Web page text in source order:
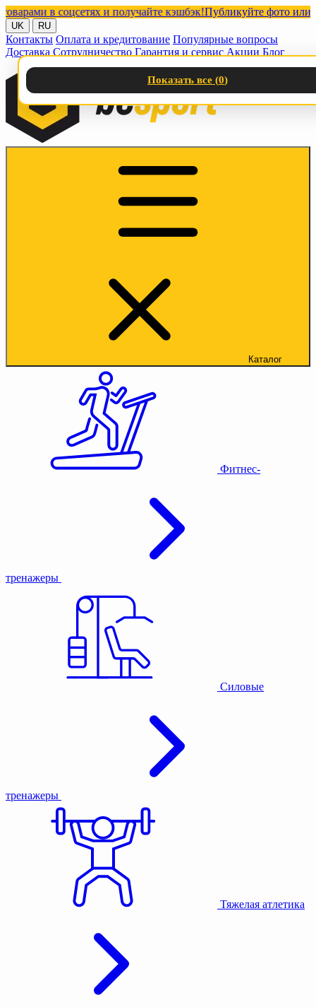
в соцсетях и получайте кэшбэк!Публикуйте фото или
UK RU
Контакты Оплата и кредитование Популярные вопросы
Доставка Сотрудничество Гарантия и сервис Акции Блог
Каталог
Фитнес-
тренажеры
Силовые
тренажеры
Тяжелая атлетика
Показать все (0)